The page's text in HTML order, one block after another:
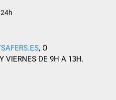
, O
VIERNES DE 9H A 13H.